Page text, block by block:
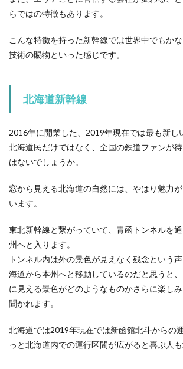
らではの特徴もあります。
こんな特徴を持った新幹線では世界中でもか
技術の賜物といった感じです。
北海道新幹線
2016年に開業した、2019年現在では最も新し
北海道民だけではなく、全国の鉄道ファンが
はないでしょうか。
窓から見える北海道の自然には、やはり魅力
います。
東北新幹線と繋がっていて、青函トンネルを
州へと入ります。
トンネル内は外の景色が見えなく残念という
海道から本州へと移動しているのだと思うと
に見える景色がどのようなものかさらに楽し
聞かれます。
北海道では2019年現在では新函館北斗からの
っと北海道内での運行区間が広がると喜ぶ人も